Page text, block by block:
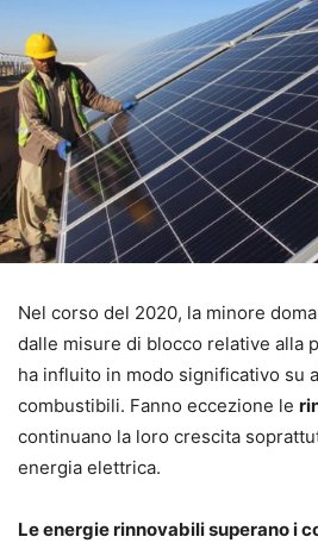
Nel corso del 2020, la minore
dalle misure di blocco relative alla
ha influito in modo significativo su
combustibili. Fanno eccezione le
continuano la loro crescita
energia elettrica.
Le energie rinnovabili superano i